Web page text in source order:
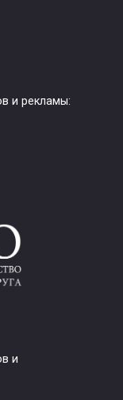
и рекламы:
и